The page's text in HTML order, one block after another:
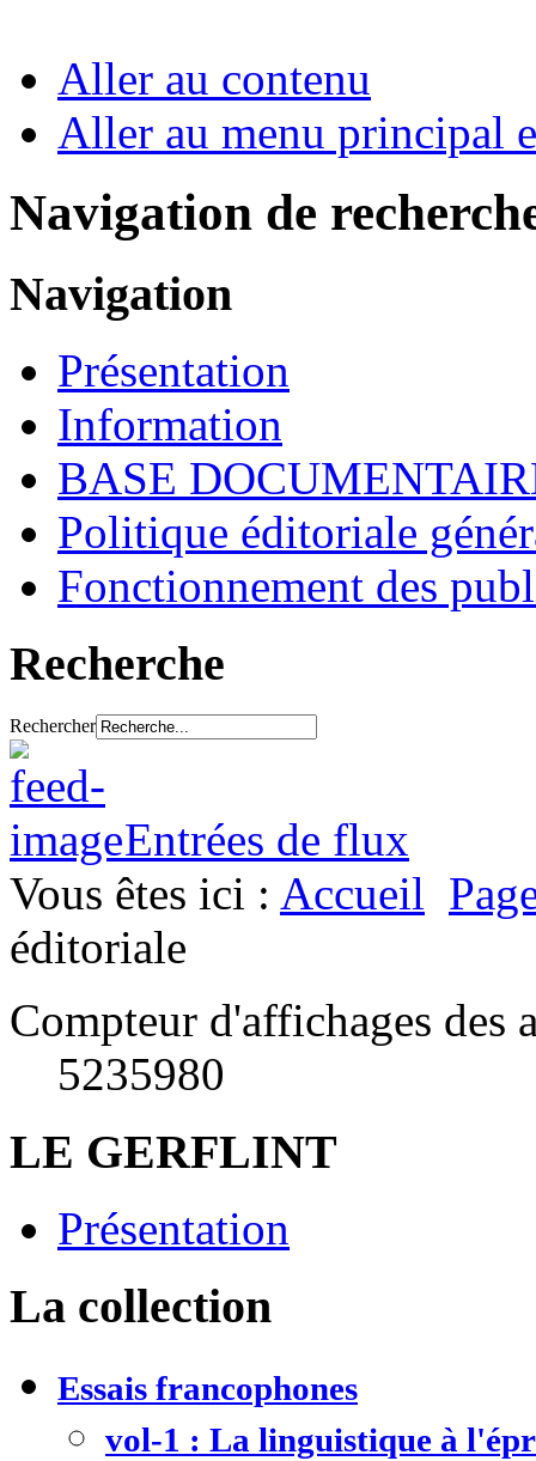
Aller au contenu
Aller au menu principal
Navigation de
Navigation
Présentation
Information
BASE
Politique éditoriale
Fonctionnement des
Recherche
Rechercher
Entrées de flux
Vous êtes ici : Accueil
éditoriale
Compteur d'affichages des
5235980
LE GERFLINT
Présentation
La collection
Essais francophones
vol-1 : La linguistique à